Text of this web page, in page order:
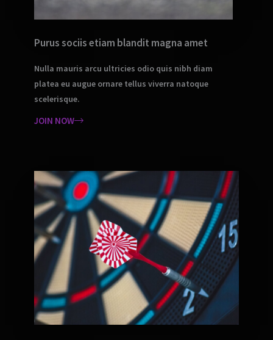
Purus sociis etiam blandit magna amet
Nulla mauris arcu ultricies odio quis nibh diam
platea eu augue ornare tellus viverra natoque
scelerisque.
JOIN NOW